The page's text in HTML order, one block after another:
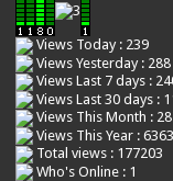
Views Today : 239
Views Yesterday : 288
Views Last 7 days :
Views Last 30 days :
Views This Month :
Views This Year :
Total views : 177203
Who's Online : 1